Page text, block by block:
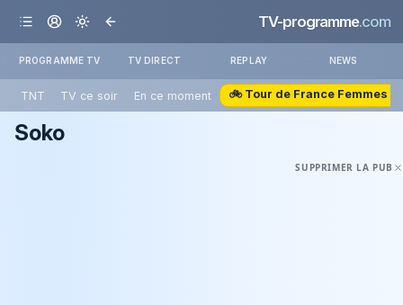
TV-programme.com
PROGRAMME TV TV DIRECT REPLAY NEWS
TNT TV ce soir En ce moment 🚲 Tour de France Femmes
Soko
SUPPRIMER LA PUB